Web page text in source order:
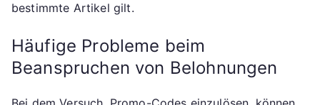
bestimmte Artikel gilt.
Häufige Probleme beim
Beanspruchen von Belohnungen